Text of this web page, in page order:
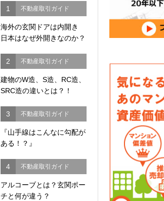
1 不動産取引ガイド
海外の玄関ドアは内開き
日本はなぜ外開きなのか？
2 不動産取引ガイド
建物のW造、S造、RC造、
SRC造の違いとは？！
3 不動産取引ガイド
『山手線はこんなに勾配が
ある！？』
4 不動産取引ガイド
アルコーブとは？玄関ポー
チと何が違う？